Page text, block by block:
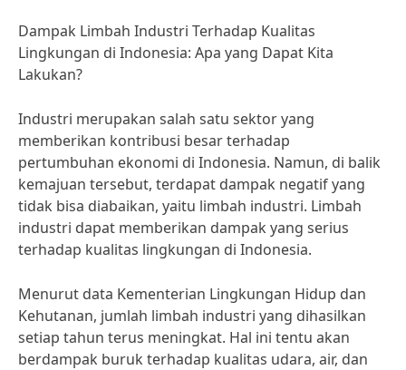
Dampak Limbah Industri Terhadap Kualitas
Lingkungan di Indonesia: Apa yang Dapat Kita
Lakukan?
Industri merupakan salah satu sektor yang
memberikan kontribusi besar terhadap
pertumbuhan ekonomi di Indonesia. Namun, di balik
kemajuan tersebut, terdapat dampak negatif yang
tidak bisa diabaikan, yaitu limbah industri. Limbah
industri dapat memberikan dampak yang serius
terhadap kualitas lingkungan di Indonesia.
Menurut data Kementerian Lingkungan Hidup dan
Kehutanan, jumlah limbah industri yang dihasilkan
setiap tahun terus meningkat. Hal ini tentu akan
berdampak buruk terhadap kualitas udara, air, dan